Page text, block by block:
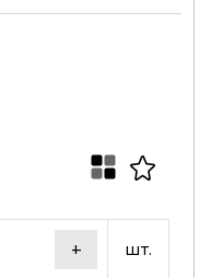
+ шт.